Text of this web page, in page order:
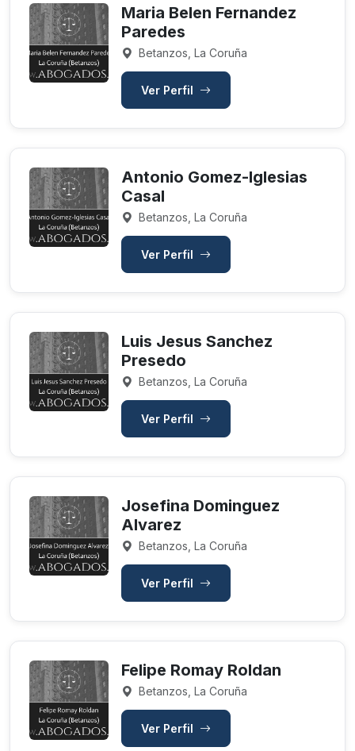
Maria Belen Fernandez
Paredes
Betanzos, La Coruña
Ver Perfil
Antonio Gomez-Iglesias
Casal
Betanzos, La Coruña
Ver Perfil
Luis Jesus Sanchez
Presedo
Betanzos, La Coruña
Ver Perfil
Josefina Dominguez
Alvarez
Betanzos, La Coruña
Ver Perfil
Felipe Romay Roldan
Betanzos, La Coruña
Ver Perfil